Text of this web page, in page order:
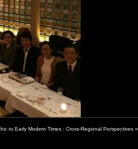
to Early Modern Times : Cross-Regional Perspectives »